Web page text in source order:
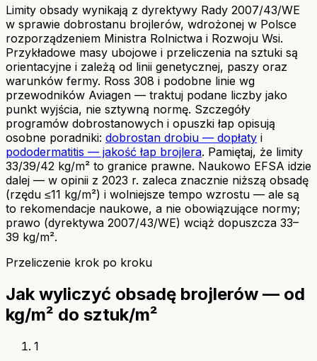
Limity obsady wynikają z dyrektywy Rady 2007/43/WE
w sprawie dobrostanu brojlerów, wdrożonej w Polsce
rozporządzeniem Ministra Rolnictwa i Rozwoju Wsi.
Przykładowe masy ubojowe i przeliczenia na sztuki są
orientacyjne i zależą od linii genetycznej, paszy oraz
warunków fermy. Ross 308 i podobne linie wg
przewodników Aviagen — traktuj podane liczby jako
punkt wyjścia, nie sztywną normę. Szczegóły
programów dobrostanowych i opuszki łap opisują
osobne poradniki: dobrostan drobiu — dopłaty i
pododermatitis — jakość łap brojlera. Pamiętaj, że limity
33/39/42 kg/m² to granice prawne. Naukowo EFSA idzie
dalej — w opinii z 2023 r. zaleca znacznie niższą obsadę
(rzędu ≤11 kg/m²) i wolniejsze tempo wzrostu — ale są
to rekomendacje naukowe, a nie obowiązujące normy;
prawo (dyrektywa 2007/43/WE) wciąż dopuszcza 33–
39 kg/m².
Przeliczenie krok po kroku
Jak wyliczyć obsadę brojlerów — od
kg/m² do sztuk/m²
1